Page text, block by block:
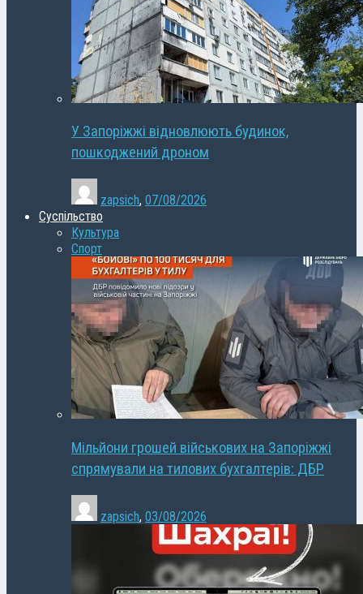
У Запоріжжі відновлюють будинок,
пошкоджений дроном
zapsich, 07/08/2026
Суспільство
Культура
Спорт
Мільйони грошей військових на Запоріжжі
спрямували на тилових бухгалтерів: ДБР
zapsich, 03/08/2026